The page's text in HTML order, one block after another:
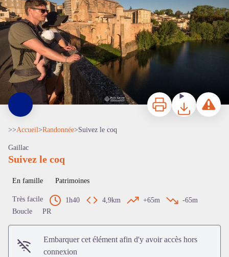
ImprimerTéléchargerSignaler
>>Accueil>Randonnée>Suivez le coq
Gaillac
Suivez le coq
En famille Patrimoines
Très facile 1h40 4,9km +65m
-65m
Boucle
PR
Embarquer cet élément afin d'y avoir accès hors
connexion